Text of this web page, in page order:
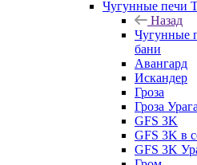
Чугунные печи
Назад
Чугунные
бани
Авангард
Искандер
Гроза
Гроза
GFS 3K
GFS 3K в
GFS 3K